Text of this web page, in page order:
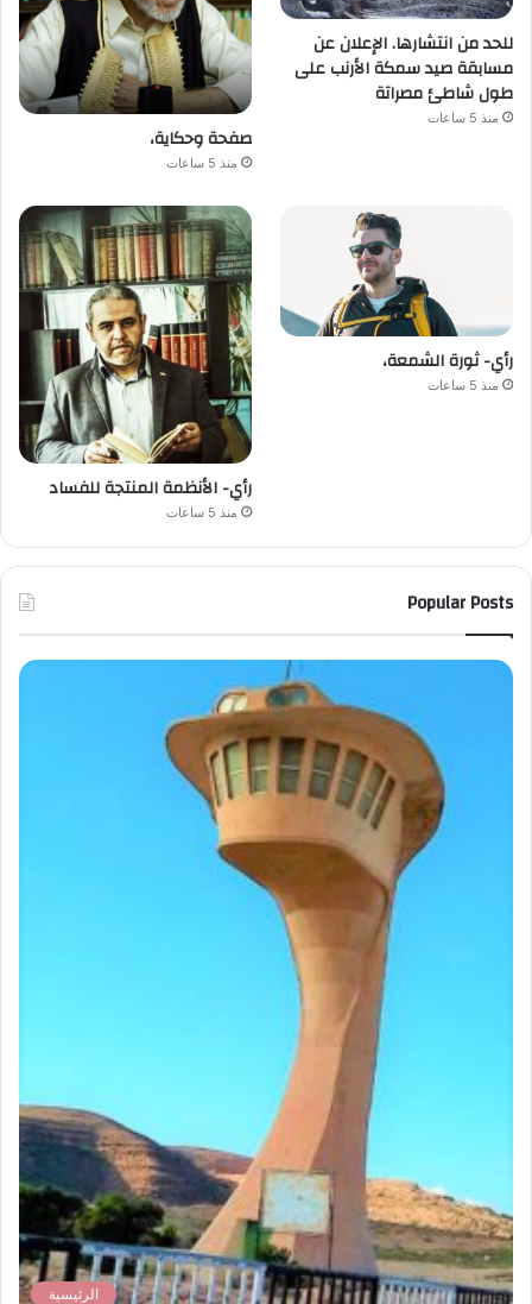
للحد من انتشارها. الإعلان عن
مسابقة صيد سمكة الأرنب على
طول شاطئ مصراتة
منذ 5 ساعات
صفحة وحكاية،
منذ 5 ساعات
رأي- ثورة الشمعة،
منذ 5 ساعات
رأي- الأنظمة المنتجة للفساد
منذ 5 ساعات
Popular Posts
الرئيسية